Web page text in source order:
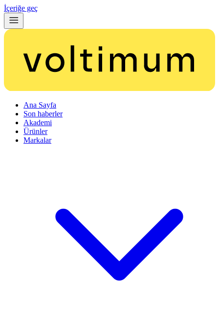
İçeriğe geç
Ana Sayfa
Son haberler
Akademi
Ürünler
Markalar